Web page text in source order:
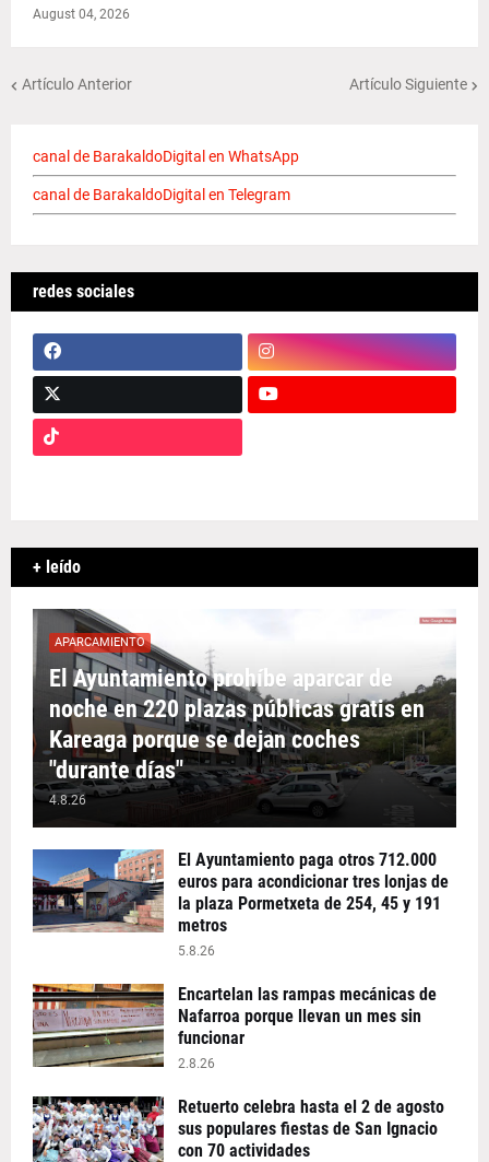
August 04, 2026
Artículo Anterior Artículo Siguiente
canal de BarakaldoDigital en WhatsApp
canal de BarakaldoDigital en Telegram
redes sociales
+ leído
APARCAMIENTO
El Ayuntamiento prohíbe aparcar de
noche en 220 plazas públicas gratis en
Kareaga porque se dejan coches
"durante días"
4.8.26
El Ayuntamiento paga otros 712.000
euros para acondicionar tres lonjas de
la plaza Pormetxeta de 254, 45 y 191
metros
5.8.26
Encartelan las rampas mecánicas de
Nafarroa porque llevan un mes sin
funcionar
2.8.26
Retuerto celebra hasta el 2 de agosto
sus populares fiestas de San Ignacio
con 70 actividades